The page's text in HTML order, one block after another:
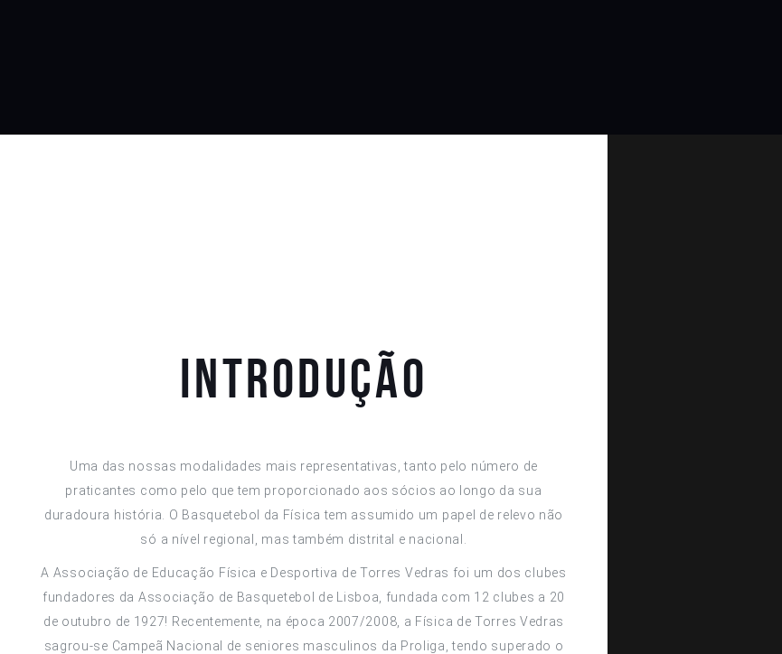
Introdução
Uma das nossas modalidades mais representativas, tanto pelo número de
praticantes como pelo que tem proporcionado aos sócios ao longo da sua
duradoura história. O Basquetebol da Física tem assumido um papel de relevo não
só a nível regional, mas também distrital e nacional.
A Associação de Educação Física e Desportiva de Torres Vedras foi um dos clubes
fundadores da Associação de Basquetebol de Lisboa, fundada com 12 clubes a 20
de outubro de 1927! Recentemente, na época 2007/2008, a Física de Torres Vedras
sagrou-se Campeã Nacional de seniores masculinos da Proliga, tendo superado o